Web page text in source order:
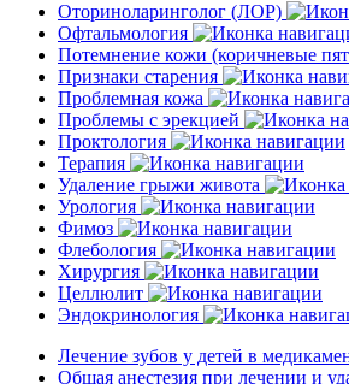
Оториноларинголог (ЛОР)
Офтальмология
Потемнение кожи (коричневые
Признаки старения
Проблемная кожа
Проблемы с эрекцией
Проктология
Терапия
Удаление грыжи живота
Урология
Фимоз
Флебология
Хирургия
Целлюлит
Эндокринология
Лечение зубов у детей в
Общая анестезия при лечении и